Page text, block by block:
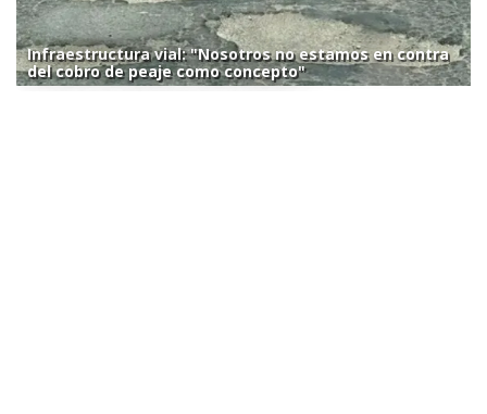
Infraestructura vial: "Nosotros no estamos en contra
del cobro de peaje como concepto"